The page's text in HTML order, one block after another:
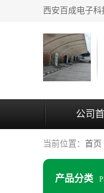
公司
当前位置： 首页
产品分类